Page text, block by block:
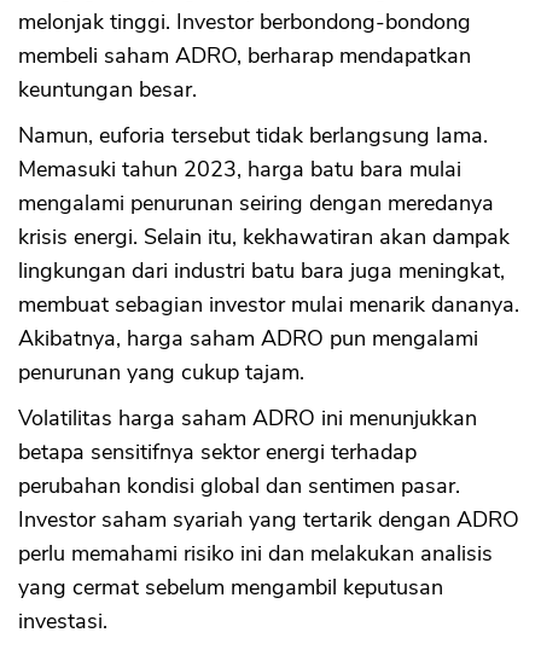
melonjak tinggi. Investor berbondong-bondong
membeli saham ADRO, berharap mendapatkan
keuntungan besar.
Namun, euforia tersebut tidak berlangsung lama.
Memasuki tahun 2023, harga batu bara mulai
mengalami penurunan seiring dengan meredanya
krisis energi. Selain itu, kekhawatiran akan dampak
lingkungan dari industri batu bara juga meningkat,
membuat sebagian investor mulai menarik dananya.
Akibatnya, harga saham ADRO pun mengalami
penurunan yang cukup tajam.
Volatilitas harga saham ADRO ini menunjukkan
betapa sensitifnya sektor energi terhadap
perubahan kondisi global dan sentimen pasar.
Investor saham syariah yang tertarik dengan ADRO
perlu memahami risiko ini dan melakukan analisis
yang cermat sebelum mengambil keputusan
investasi.